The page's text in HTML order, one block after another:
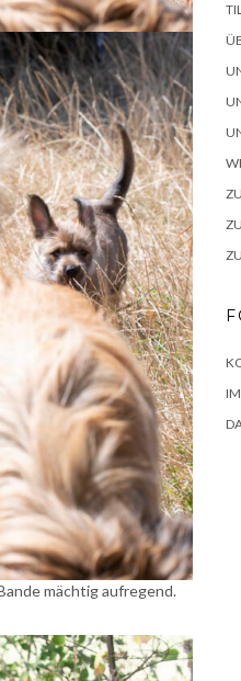
mächtig aufregend.